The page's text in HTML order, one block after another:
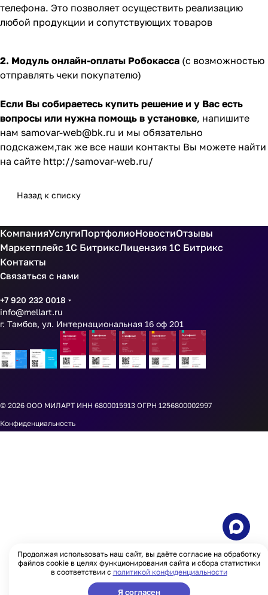
телефона. Это позволяет осуществить реализацию
любой продукции и сопутствующих товаров
2. Модуль онлайн-оплаты Робокасса (с возможностью
отправлять чеки покупателю)
Если Вы собираетесь купить решение и у Вас есть
вопросы или нужна помощь в установке, напишите
нам samovar-web@bk.ru и мы обязательно
подскажем,так же все наши контакты Вы можете найти
на сайте http://samovar-web.ru/
Назад к списку
КомпанияУслугиПортфолиоНовостиОтзывы
Маркетплейс 1С БитриксЛицензия 1С Битрикс
Контакты
Связаться с нами
+7 920 232 0018
info@mellart.ru
г. Тамбов, ул. Интернациональная 16 оф 201
© 2026 ООО МИЛАРТ ИНН 6800015913 ОГРН 1256800002997
Конфиденциальность
Продолжая использовать наш сайт, вы даёте согласие на обработку
файлов cookie в целях функционирования сайта и сбора статистики
в соответствии с политикой конфиденциальности
Я согласен